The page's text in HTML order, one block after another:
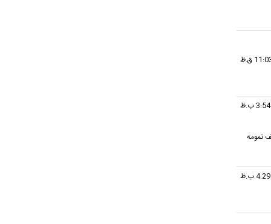
تمومه